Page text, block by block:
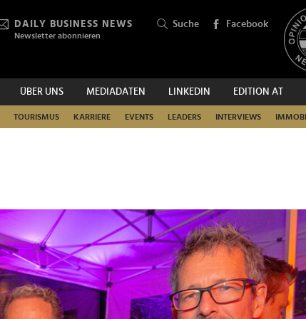
DAILY BUSINESS NEWS
Newsletter abonnieren
Suche Facebook
ÜBER UNS MEDIADATEN LINKEDIN EDITION AT
TOURISMUS KARRIERE EVENTS LEADERS INTERVIEWS
SUCHEN